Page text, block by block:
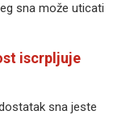
sna može uticati
iscrpljuje
sna jeste